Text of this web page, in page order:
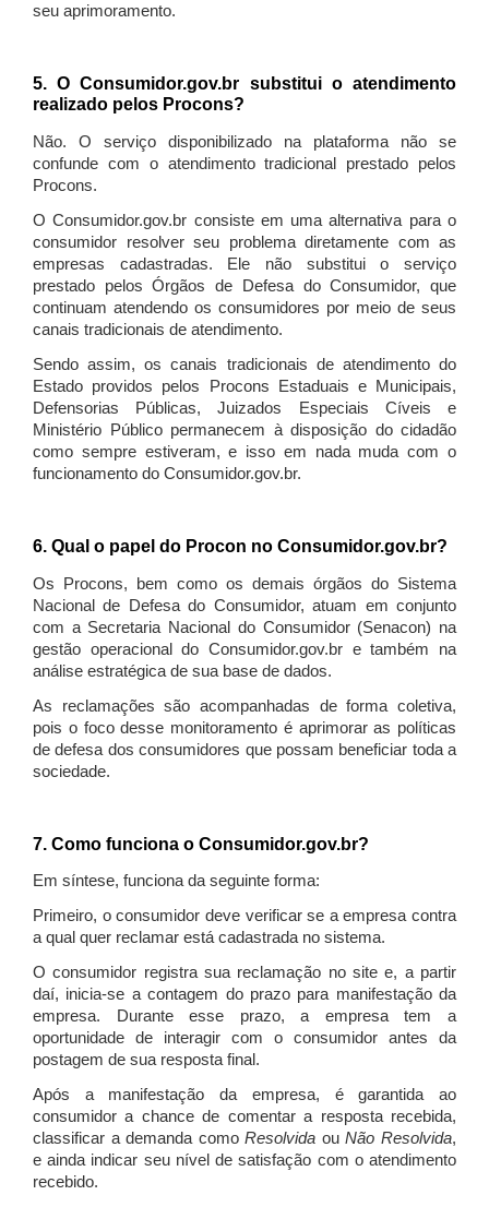
seu aprimoramento.
5. O Consumidor.gov.br substitui o atendimento
realizado pelos Procons?
Não. O serviço disponibilizado na plataforma não se
confunde com o atendimento tradicional prestado pelos
Procons.
O Consumidor.gov.br consiste em uma alternativa para o
consumidor resolver seu problema diretamente com as
empresas cadastradas. Ele não substitui o serviço
prestado pelos Órgãos de Defesa do Consumidor, que
continuam atendendo os consumidores por meio de seus
canais tradicionais de atendimento.
Sendo assim, os canais tradicionais de atendimento do
Estado providos pelos Procons Estaduais e Municipais,
Defensorias Públicas, Juizados Especiais Cíveis e
Ministério Público permanecem à disposição do cidadão
como sempre estiveram, e isso em nada muda com o
funcionamento do Consumidor.gov.br.
6. Qual o papel do Procon no Consumidor.gov.br?
Os Procons, bem como os demais órgãos do Sistema
Nacional de Defesa do Consumidor, atuam em conjunto
com a Secretaria Nacional do Consumidor (Senacon) na
gestão operacional do Consumidor.gov.br e também na
análise estratégica de sua base de dados.
As reclamações são acompanhadas de forma coletiva,
pois o foco desse monitoramento é aprimorar as políticas
de defesa dos consumidores que possam beneficiar toda a
sociedade.
7. Como funciona o Consumidor.gov.br?
Em síntese, funciona da seguinte forma:
Primeiro, o consumidor deve verificar se a empresa contra
a qual quer reclamar está cadastrada no sistema.
O consumidor registra sua reclamação no site e, a partir
daí, inicia-se a contagem do prazo para manifestação da
empresa. Durante esse prazo, a empresa tem a
oportunidade de interagir com o consumidor antes da
postagem de sua resposta final.
Após a manifestação da empresa, é garantida ao
consumidor a chance de comentar a resposta recebida,
classificar a demanda comoResolvida ouNão Resolvida,
e ainda indicar seu nível de satisfação com o atendimento
recebido.